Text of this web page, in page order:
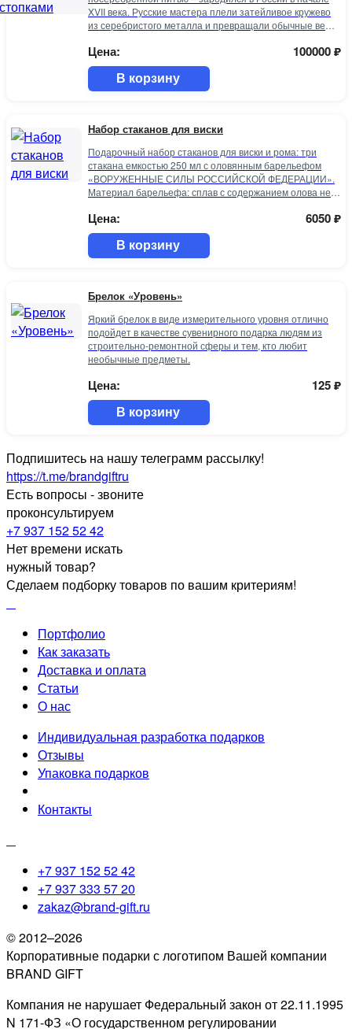
XVII века. Русские мастера плели затейливое кружево
из серебристого металла и превращали обычные вещи
получила мировое признание.
Цена: 100000₽
В корзину
Набор стаканов для виски
Подарочный набор стаканов для виски и рома: три
стакана емкостью 250 мл с оловянным барельефом
«ВОРУЖЕННЫЕ СИЛЫ РОССИЙСКОЙ ФЕДЕРАЦИИ».
Материал барельефа: сплав с содержанием олова не
эффектом антикварного серебра, полировка. Ручная
работа.
Цена: 6050₽
В корзину
Брелок «Уровень»
Яркий брелок в виде измерительного уровня отлично
подойдет в качестве сувенирного подарка людям из
строительно-ремонтной сферы и тем, кто любит
необычные предметы.
Цена: 125₽
В корзину
Подпишитесь на нашу телеграмм рассылку!
https://t.me/brandgiftru
Есть вопросы - звоните
проконсультируем
+7 937 152 52 42
Нет времени искать
нужный товар?
Сделаем подборку товаров по вашим критериям!
Портфолио
Как заказать
Доставка и оплата
Статьи
О нас
Индивидуальная разработка подарков
Отзывы
Упаковка подарков
Контакты
+7 937 152 52 42
+7 937 333 57 20
zakaz@brand-gift.ru
© 2012–2026
Корпоративные подарки с логотипом Вашей компании
BRAND GIFT
Компания не нарушает Федеральный закон от 22.11.1995
N 171-ФЗ «О государственном регулировании